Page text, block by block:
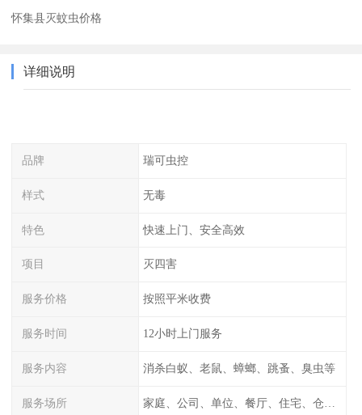
怀集县灭蚊虫价格
详细说明
品牌 瑞可虫控
样式 无毒
特色 快速上门、安全高效
项目 灭四害
服务价格 按照平米收费
服务时间 12小时上门服务
服务内容 消杀白蚁、老鼠、蟑螂、跳蚤、臭虫等
服务场所